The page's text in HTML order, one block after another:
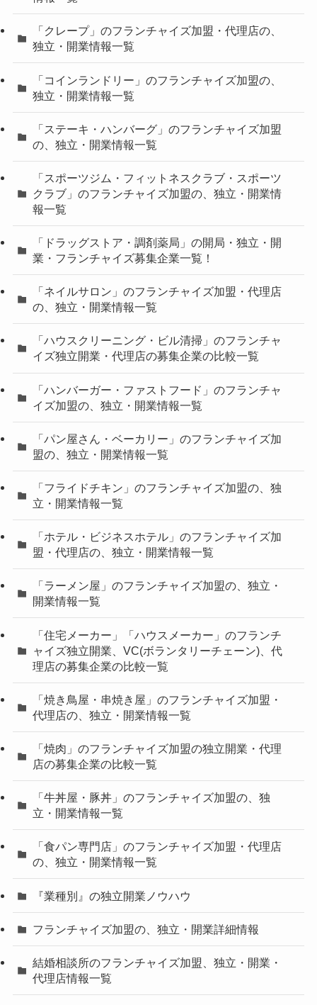
「クレープ」のフランチャイズ加盟・代理店の、
独立・開業情報一覧
「コインランドリー」のフランチャイズ加盟の、
独立・開業情報一覧
「ステーキ・ハンバーグ」のフランチャイズ加盟
の、独立・開業情報一覧
「スポーツジム・フィットネスクラブ・スポーツ
クラブ」のフランチャイズ加盟の、独立・開業情
報一覧
「ドラッグストア・調剤薬局」の開局・独立・開
業・フランチャイズ募集企業一覧！
「ネイルサロン」のフランチャイズ加盟・代理店
の、独立・開業情報一覧
「ハウスクリーニング・ビル清掃」のフランチャ
イズ独立開業・代理店の募集企業の比較一覧
「ハンバーガー・ファストフード」のフランチャ
イズ加盟の、独立・開業情報一覧
「パン屋さん・ベーカリー」のフランチャイズ加
盟の、独立・開業情報一覧
「フライドチキン」のフランチャイズ加盟の、独
立・開業情報一覧
「ホテル・ビジネスホテル」のフランチャイズ加
盟・代理店の、独立・開業情報一覧
「ラーメン屋」のフランチャイズ加盟の、独立・
開業情報一覧
「住宅メーカー」「ハウスメーカー」のフランチ
ャイズ独立開業、VC(ボランタリーチェーン)、代
理店の募集企業の比較一覧
「焼き鳥屋・串焼き屋」のフランチャイズ加盟・
代理店の、独立・開業情報一覧
「焼肉」のフランチャイズ加盟の独立開業・代理
店の募集企業の比較一覧
「牛丼屋・豚丼」のフランチャイズ加盟の、独
立・開業情報一覧
「食パン専門店」のフランチャイズ加盟・代理店
の、独立・開業情報一覧
『業種別』の独立開業ノウハウ
フランチャイズ加盟の、独立・開業詳細情報
結婚相談所のフランチャイズ加盟、独立・開業・
代理店情報一覧